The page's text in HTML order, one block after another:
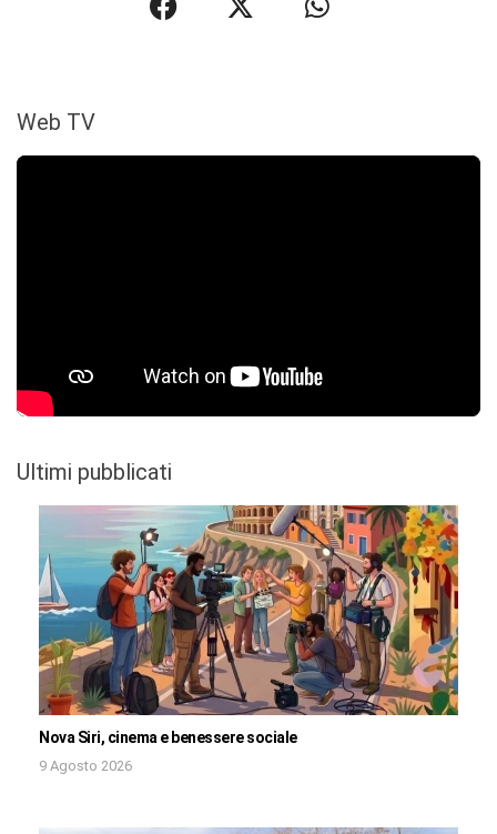
Web TV
Ultimi pubblicati
Nova Siri, cinema e benessere sociale
9 Agosto 2026